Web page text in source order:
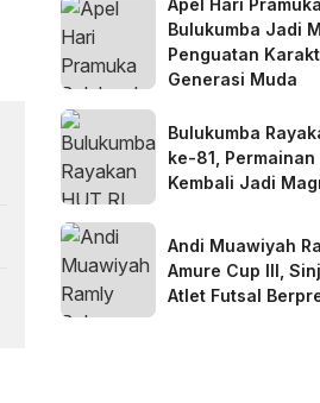
Apel Hari Pramuka
Bulukumba Jadi
Penguatan
Generasi Muda
Bulukumba
ke-81,
Kembali Jadi
Andi Muawiyah
Amure Cup III,
Atlet Futsal